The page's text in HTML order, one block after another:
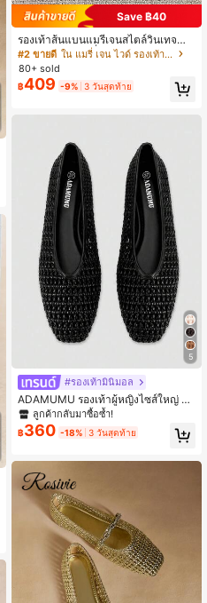
Save ฿40
รองเท้าส้นแบนแมรี่เจนสไตล์วินเทจสำ
หรับผู้หญิง หัวเหลี่ยม สไตล์วิทยาลัย ตัด
ตื้น สบาย สายเดี่ยว ระบายอากาศได้ ข
นาดเล็กกว่าปกติ
#2 ขายดี
ใน แมรี่ เจน ไวด์ รองเท้าผู้หญิง
80+ sold
฿409 -9% 3 วันสุดท้าย
5
#รองเท้ามินิมอล
ADAMUMU รองเท้าผู้หญิงไซส์ใหญ่ รุ่น
ใหม่ งานแฮนด์เมด PU ถัก แบบส้นแบน
ปากรองเท้าต่ำ ดีไซน์ลายถัก สไตล์วินเ
ทจหรูหรา สำหรับใส่ประจำวันและเดินท
ย Quiet Luxury
ลูกค้ากลับมาซื้อซ้ำ!
฿360 -18% 3 วันสุดท้าย